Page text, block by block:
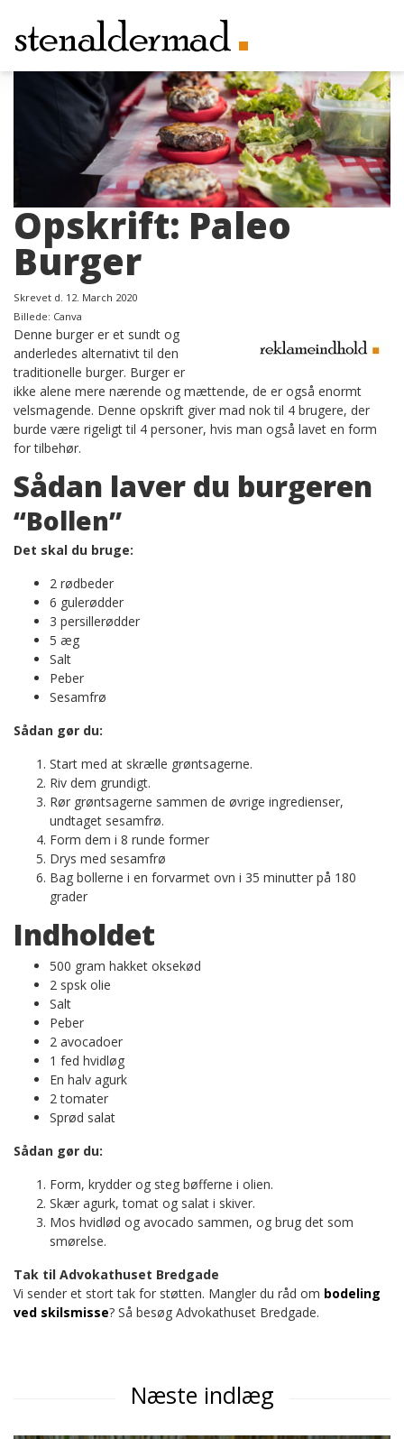
Opskrift: Paleo
Burger
Skrevet d. 12. March 2020
Billede: Canva
Denne burger er et sundt og
anderledes alternativt til den
traditionelle burger. Burger er
ikke alene mere nærende og mættende, de er også enormt
velsmagende. Denne opskrift giver mad nok til 4 brugere, der
burde være rigeligt til 4 personer, hvis man også lavet en form
for tilbehør.
Sådan laver du burgeren
“Bollen”
Det skal du bruge:
2 rødbeder
6 gulerødder
3 persillerødder
5 æg
Salt
Peber
Sesamfrø
Sådan gør du:
Start med at skrælle grøntsagerne.
Riv dem grundigt.
Rør grøntsagerne sammen de øvrige ingredienser,
undtaget sesamfrø.
Form dem i 8 runde former
Drys med sesamfrø
Bag bollerne i en forvarmet ovn i 35 minutter på 180
grader
Indholdet
500 gram hakket oksekød
2 spsk olie
Salt
Peber
2 avocadoer
1 fed hvidløg
En halv agurk
2 tomater
Sprød salat
Sådan gør du:
Form, krydder og steg bøfferne i olien.
Skær agurk, tomat og salat i skiver.
Mos hvidlød og avocado sammen, og brug det som
smørelse.
Tak til Advokathuset Bredgade
Vi sender et stort tak for støtten. Mangler du råd om bodeling
ved skilsmisse? Så besøg Advokathuset Bredgade.
Næste indlæg